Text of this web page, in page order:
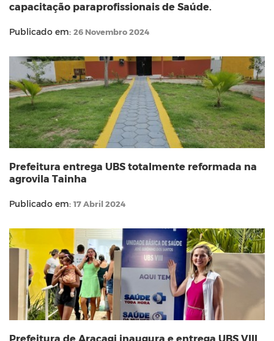
capacitação paraprofissionais de Saúde.
Publicado em: 26 Novembro 2024
Prefeitura entrega UBS totalmente reformada na
agrovila Tainha
Publicado em: 17 Abril 2024
Prefeitura de Araçagi inaugura e entrega UBS VIII